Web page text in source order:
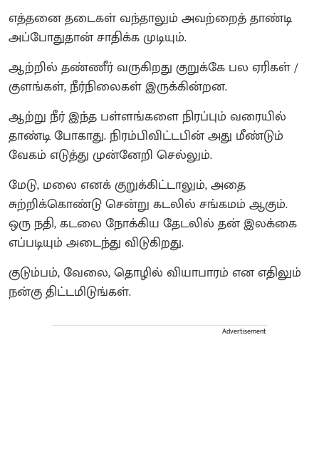
எத்தனை தடைகள் வந்தாலும் அவற்றைத் தாண்டி
அப்போதுதான் சாதிக்க முடியும்.
ஆற்றில் தண்ணீர் வருகிறது குறுக்கே பல ஏரிகள் /
குளங்கள், நீர்நிலைகள் இருக்கின்றன.
ஆற்று நீர் இந்த பள்ளங்களை நிரப்பும் வரையில்
தாண்டி போகாது. நிரம்பிவிட்டபின் அது மீண்டும்
வேகம் எடுத்து முன்னேறி செல்லும்.
மேடு, மலை எனக் குறுக்கிட்டாலும், அதை
சுற்றிக்கொண்டு சென்று கடலில் சங்கமம் ஆகும்.
ஒரு நதி, கடலை நோக்கிய தேடலில் தன் இலக்கை
எப்படியும் அடைந்து விடுகிறது.
குடும்பம், வேலை, தொழில் வியாபாரம் என எதிலும்
நன்கு திட்டமிடுங்கள்.
Advertisement